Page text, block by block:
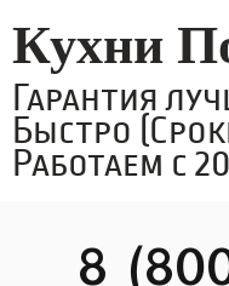
Кухни
Гарантия
Быстро
Работаем с
8